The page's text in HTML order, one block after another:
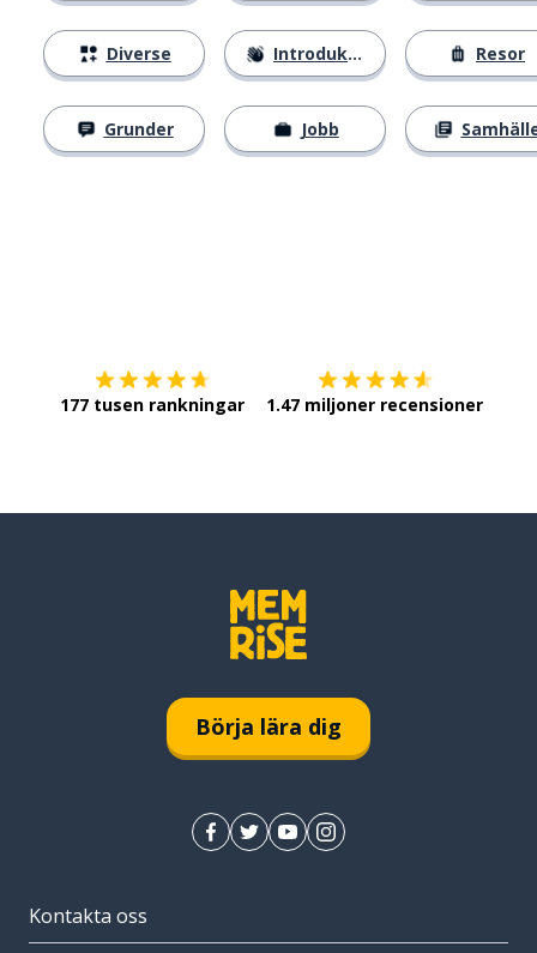
Diverse
Grunder
Introduktion
Jobb
Resor
177 tusen rankningar 1.47 miljoner recensioner
Börja lära dig
Kontakta oss